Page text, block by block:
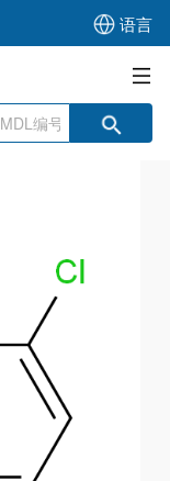
语言